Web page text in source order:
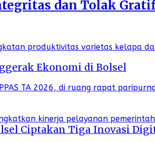
dan Tolak
Ekonomi di Bolsel
Ciptakan Tiga Inovasi